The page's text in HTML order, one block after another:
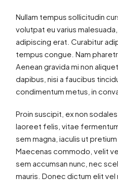
Nullam tempus sollicitudin
volutpat eu varius
adipiscing erat. Curabitur
tempus congue. Nam
Aenean gravida mi non
dapibus, nisi a faucibus
condimentum metus, in
Proin suscipit, ex non
laoreet felis, vitae
sem magna, iaculis ut
Maecenas commodo, velit
sem accumsan nunc, nec
mauris. Donec dictum elit